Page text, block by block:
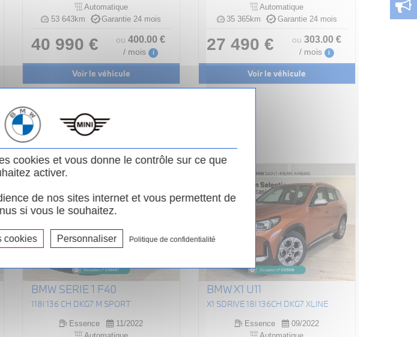
Automatique
53 643km
Garantie 24 mois
40 990 € ou400.00 €
/ mois i
Voir le véhicule
Automatique
35 365km
Garantie 24 mois
27 490 € ou 303.00 €
/ mois i
Voir le véhicule
BMW SERIE 1 F40
118I 136 CH DKG7 M SPORT
Essence
11/2022
BMW X1 U11
X1 SDRIVE 18I 136CH DKG7 XLINE
Essence
09/2022
cookies et vous donne le contrôle sur ce que
activer.
de nos sites internet et vous permettent de
si vous le souhaitez.
cookies Personnaliser Politique de confidentialité